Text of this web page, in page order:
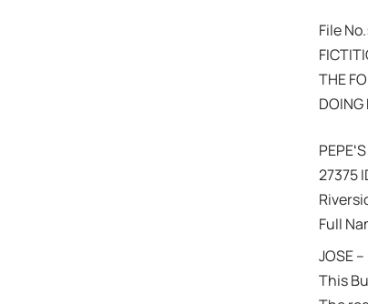
File
THE
DOING
27375
Full
JOSE
This